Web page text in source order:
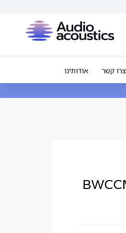
צרו קשר אודותינו